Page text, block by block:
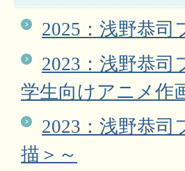
2025：浅野恭司
2023：浅野恭司
学生向けアニメ作
2023：浅野恭
描＞～